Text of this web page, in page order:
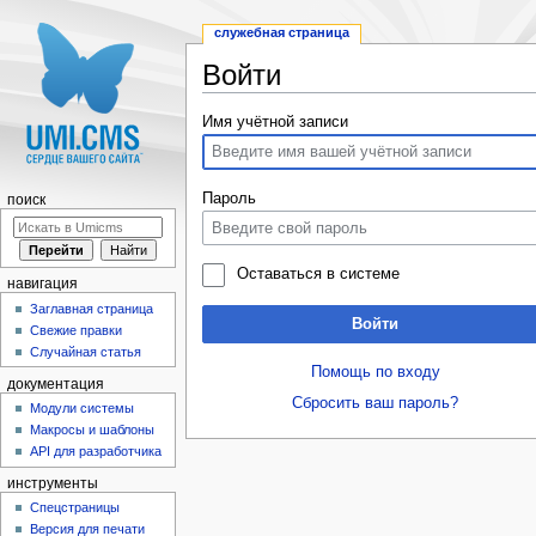
Войти
Имя учётной записи
Пароль
Оставаться в системе
Войти
Помощь по входу
Сбросить ваш пароль?
служебная страница
поиск
навигация
Заглавная страница
Свежие правки
Случайная статья
документация
Модули системы
Макросы и шаблоны
API для разработчика
инструменты
Спецстраницы
Версия для печати